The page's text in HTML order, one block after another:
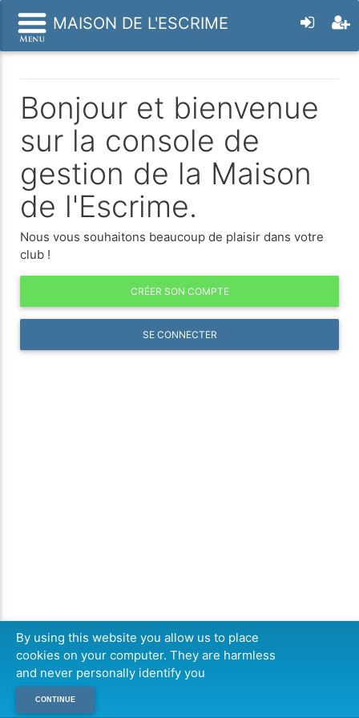
MAISON DE L'ESCRIME
Bonjour et bienvenue
sur la console de
gestion de la Maison
de l'Escrime.
Nous vous souhaitons beaucoup de plaisir dans votre
club !
CRÉER SON COMPTE
SE CONNECTER
By using this website you allow us to place
cookies on your computer. They are harmless
and never personally identify you
CONTINUE